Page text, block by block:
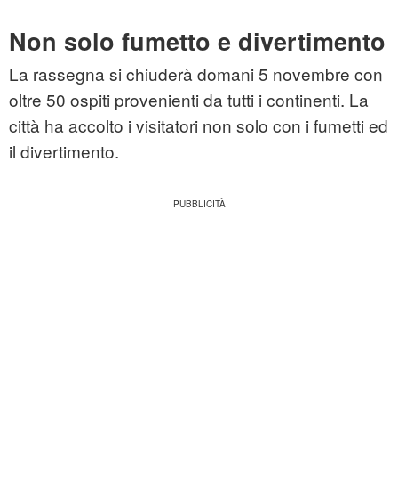
Non solo fumetto e divertimento
La rassegna si chiuderà domani 5 novembre con
oltre 50 ospiti provenienti da tutti i continenti. La
città ha accolto i visitatori non solo con i fumetti ed
il divertimento.